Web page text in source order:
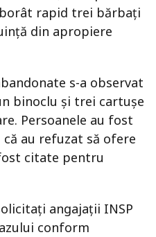
rapid trei bărbați
din apropiere
s-a observat
binoclu și trei cartușe
Persoanele au fost
au refuzat să ofere
citate pentru
angajații INSP
conform